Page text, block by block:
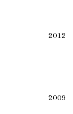
2012
2009